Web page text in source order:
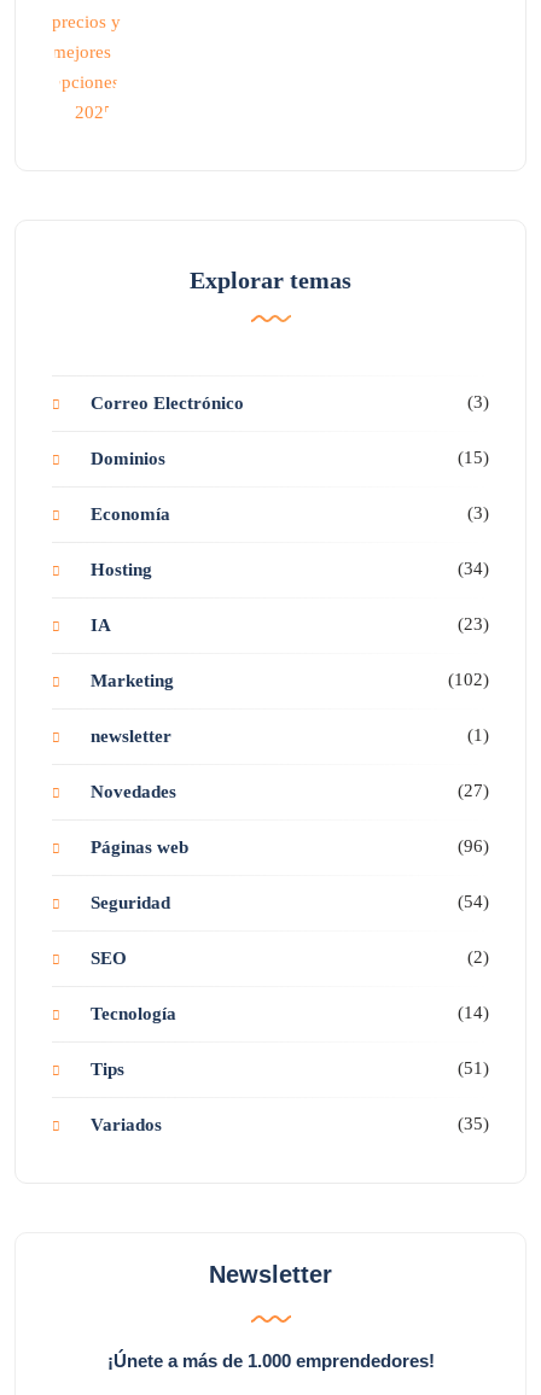
Explorar temas
Correo Electrónico (3)
Dominios (15)
Economía (3)
Hosting (34)
IA (23)
Marketing (102)
newsletter (1)
Novedades (27)
Páginas web (96)
Seguridad (54)
SEO (2)
Tecnología (14)
Tips (51)
Variados (35)
Newsletter
¡Únete a más de 1.000 emprendedores!